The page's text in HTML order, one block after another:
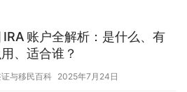
IRA 账户全解析：是什么、有
、适合谁？
与移民百科 2025年7月24日